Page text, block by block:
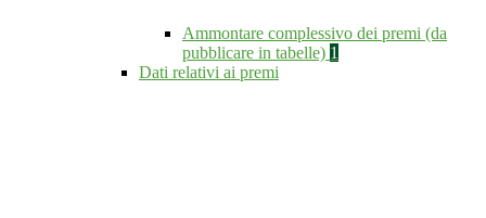
Ammontare complessivo dei premi (da
pubblicare in tabelle) 1
Dati relativi ai premi